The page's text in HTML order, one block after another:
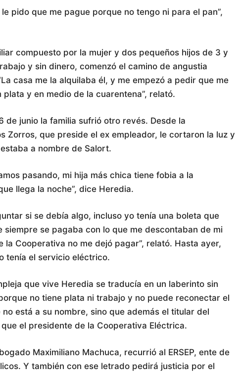
pido que me pague porque no tengo ni para el pan”,
compuesto por la mujer y dos pequeños hijos de 3 y
y sin dinero, comenzó el camino de angustia
casa me la alquilaba él, y me empezó a pedir que me
y en medio de la cuarentena”, relató.
de junio la familia sufrió otro revés. Desde la
Zorros, que preside el ex empleador, le cortaron la luz y
a nombre de Salort.
pasando, mi hija más chica tiene fobia a la
llega la noche”, dice Heredia.
si se debía algo, incluso yo tenía una boleta que
siempre se pagaba con lo que me descontaban de mi
la Cooperativa no me dejó pagar”, relató. Hasta ayer,
tenía el servicio eléctrico.
que vive Heredia se traducía en un laberinto sin
no tiene plata ni trabajo y no puede reconectar el
está a su nombre, sino que además el titular del
el presidente de la Cooperativa Eléctrica.
Maximiliano Machuca, recurrió al ERSEP, ente de
Y también con ese letrado pedirá justicia por el